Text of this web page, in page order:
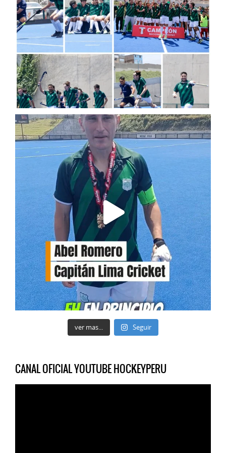
ver mas... Seguir
CANAL OFICIAL YOUTUBE HOCKEYPERU